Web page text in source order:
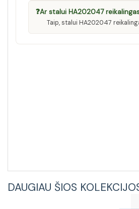
❓Ar stalui HA202047
Taip, stalui HA202047
DAUGIAU ŠIOS